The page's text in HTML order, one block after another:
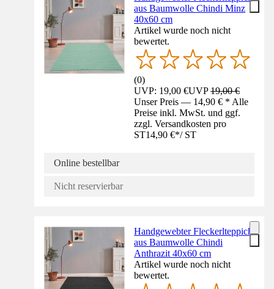
aus Baumwolle Chindi Minz
40x60 cm
Artikel wurde noch nicht
bewertet.
(0)
UVP: 19,00 €UVP19,00 €
Unser Preis — 14,90 € * Alle
Preise inkl. MwSt. und ggf.
zzgl. Versandkosten pro
ST14,90 €*/ ST
Online bestellbar
Nicht reservierbar
Handgewebter Fleckerlteppich
aus Baumwolle Chindi
Anthrazit 40x60 cm
Artikel wurde noch nicht
bewertet.